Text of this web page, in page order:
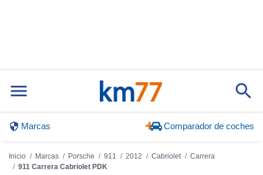
Marcas Comparador de coches
Inicio Marcas Porsche 911 2012 Cabriolet
Carrera
911 Carrera Cabriolet PDK